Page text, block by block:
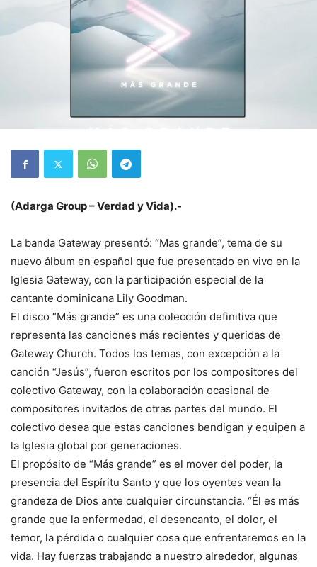
(Adarga Group – Verdad y Vida).-
La banda Gateway presentó: “Mas grande”, tema de su
nuevo álbum en español que fue presentado en vivo en la
Iglesia Gateway, con la participación especial de la
cantante dominicana Lily Goodman.
El disco “Más grande” es una colección definitiva que
representa las canciones más recientes y queridas de
Gateway Church. Todos los temas, con excepción a la
canción “Jesús”, fueron escritos por los compositores del
colectivo Gateway, con la colaboración ocasional de
compositores invitados de otras partes del mundo. El
colectivo desea que estas canciones bendigan y equipen a
la Iglesia global por generaciones.
El propósito de “Más grande” es el mover del poder, la
presencia del Espíritu Santo y que los oyentes vean la
grandeza de Dios ante cualquier circunstancia. “Él es más
grande que la enfermedad, el desencanto, el dolor, el
temor, la pérdida o cualquier cosa que enfrentaremos en la
vida. Hay fuerzas trabajando a nuestro alrededor, algunas